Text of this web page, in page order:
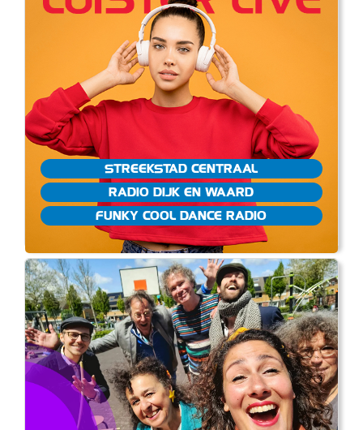
STREEKSTAD CENTRAAL
RADIO DIJK EN WAARD
FUNKY COOL DANCE RADIO